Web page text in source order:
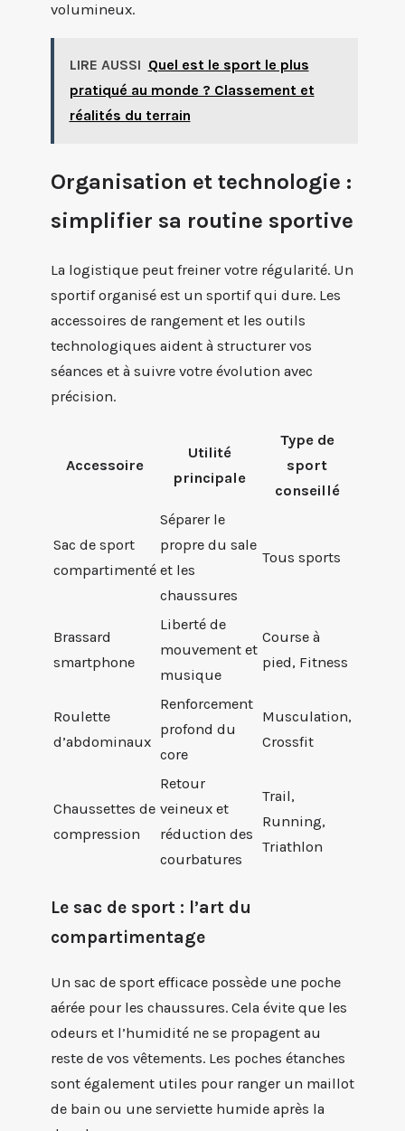
volumineux.
LIRE AUSSI Quel est le sport le plus
pratiqué au monde ? Classement et
réalités du terrain
Organisation et technologie :
simplifier sa routine sportive
La logistique peut freiner votre régularité. Un
sportif organisé est un sportif qui dure. Les
accessoires de rangement et les outils
technologiques aident à structurer vos
séances et à suivre votre évolution avec
précision.
Accessoire
Utilité
principale
Type de
sport
conseillé
Sac de sport
compartimenté
Séparer le
propre du sale
et les
chaussures
Tous sports
Brassard
smartphone
Liberté de
mouvement et
musique
Course à
pied, Fitness
Roulette
d’abdominaux
Renforcement
profond du
core
Musculation,
Crossfit
Chaussettes de
compression
Retour
veineux et
réduction des
courbatures
Trail,
Running,
Triathlon
Le sac de sport : l’art du
compartimentage
Un sac de sport efficace possède une poche
aérée pour les chaussures. Cela évite que les
odeurs et l’humidité ne se propagent au
reste de vos vêtements. Les poches étanches
sont également utiles pour ranger un maillot
de bain ou une serviette humide après la